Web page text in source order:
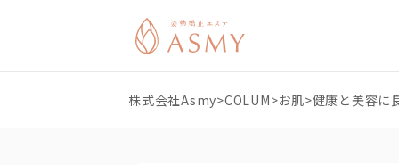
株式会社Asmy>COLUM>お肌>健康と美容に